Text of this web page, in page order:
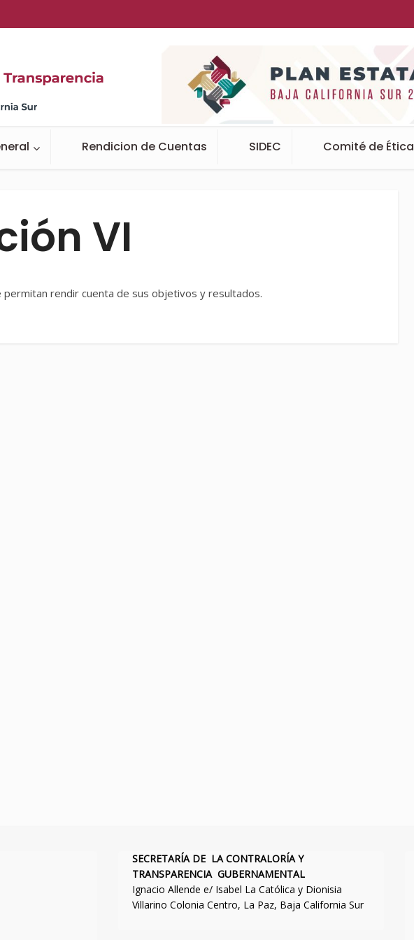
Rendicion de Cuentas SIDEC Comité de Ética
VI
permitan rendir cuenta de sus objetivos y resultados.
SECRETARÍA DE LA CONTRALORÍA Y
TRANSPARENCIA GUBERNAMENTAL
Ignacio Allende e/ Isabel La Católica y Dionisia
Villarino Colonia Centro, La Paz, Baja California Sur